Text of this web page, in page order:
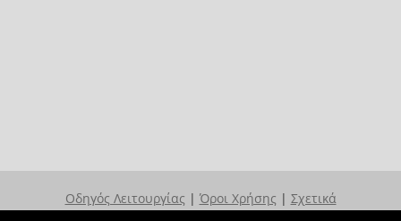
Οδηγός Λειτουργίας | Όροι Χρήσης | Σχετικά